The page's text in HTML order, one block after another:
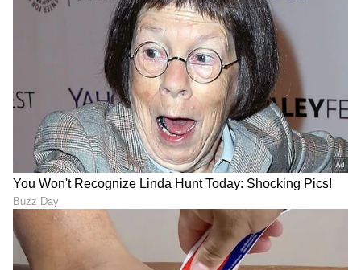
ಈ ಬ್ಯೂಟಿಫುಲ್ ನಟಿ ಜತೆಗೆ
ದಾಂಪತ್ಯ ಜೀವನಕ್ಕೆ ಕಾಲಿಟ್ಟ ಟೀಂ
ಇಂಡಿಯಾ ಕ್ರಿಕೆಟಿಗ! ಗುಟ್ಟಾಗಿ ಆದ
ಮದುವೆಯ ಫೋಟೋ ವೈರಲ್
Different Marriage -
ಲ್ಯಾವೆಂಡರ್‌, ಓಪನ್‌ ಮ್ಯಾರೇಜ್‌
ಅರ್ಥ ಗೊತ್ತಿಲ್ದೆ ಮದುವೆ ಆಗ್ಬೇಡಿ